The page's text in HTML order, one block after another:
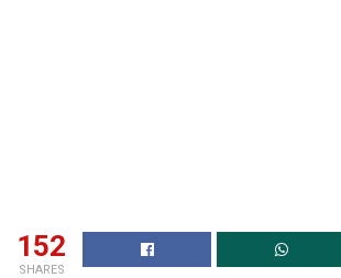
152
SHARES